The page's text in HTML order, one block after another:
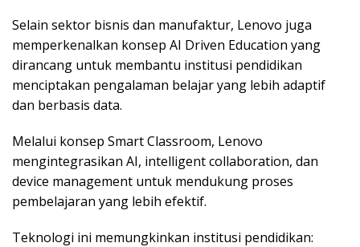
Selain sektor bisnis dan manufaktur, Lenovo juga
memperkenalkan konsep AI Driven Education yang
dirancang untuk membantu institusi pendidikan
menciptakan pengalaman belajar yang lebih adaptif
dan berbasis data.
Melalui konsep Smart Classroom, Lenovo
mengintegrasikan AI, intelligent collaboration, dan
device management untuk mendukung proses
pembelajaran yang lebih efektif.
Teknologi ini memungkinkan institusi pendidikan: